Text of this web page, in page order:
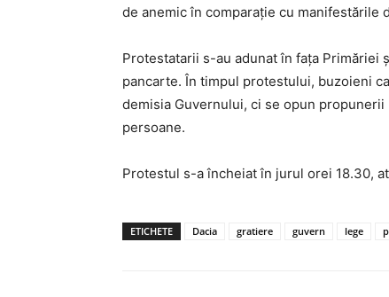
de anemic în comparație cu manifestările
Protestatarii s-au adunat în fața
pancarte. În timpul protestului, buzoieni
demisia Guvernului, ci se opun
persoane.
Protestul s-a încheiat în jurul orei 18.30,
ETICHETE Dacia gratiere guvern lege